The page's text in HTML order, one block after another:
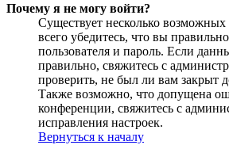
Почему я не могу войти?
Существует несколько
всего убедитесь, что вы
пользователя и пароль. Если
правильно, свяжитесь с
проверить, не был ли вам закрыт
Также возможно, что допущена
конференции, свяжитесь с
исправления настроек.
Вернуться к началу